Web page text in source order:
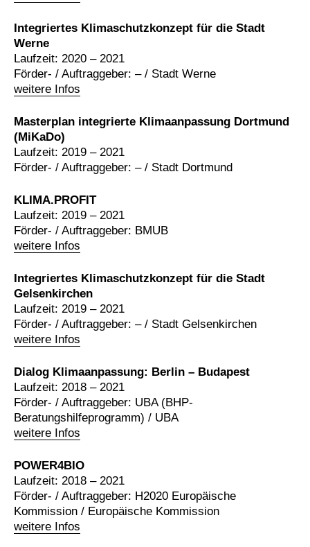
Integriertes Klimaschutzkonzept für die Stadt
Werne
weitere Infos
Laufzeit: 2020 – 2021
Förder- / Auftraggeber: – / Stadt Werne
Masterplan integrierte Klimaanpassung Dortmund
(MiKaDo)
Laufzeit: 2019 – 2021
Förder- / Auftraggeber: – / Stadt Dortmund
KLIMA.PROFIT
weitere Infos
Laufzeit: 2019 – 2021
Förder- / Auftraggeber: BMUB
Integriertes Klimaschutzkonzept für die Stadt
Gelsenkirchen
weitere Infos
Laufzeit: 2019 – 2021
Förder- / Auftraggeber: – / Stadt Gelsenkirchen
Dialog Klimaanpassung: Berlin – Budapest
weitere Infos
Laufzeit: 2018 – 2021
Förder- / Auftraggeber: UBA (BHP-
Beratungshilfeprogramm) / UBA
POWER4BIO
weitere Infos
Laufzeit: 2018 – 2021
Förder- / Auftraggeber: H2020 Europäische
Kommission / Europäische Kommission